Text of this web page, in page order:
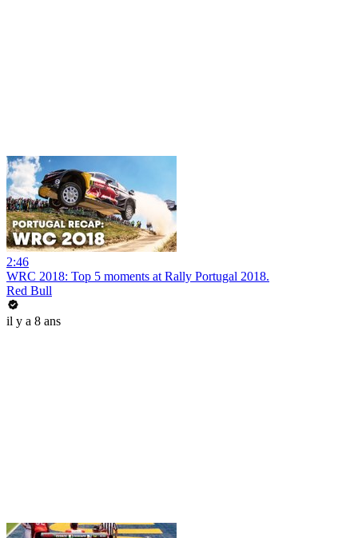
2:46
WRC 2018: Top 5 moments at Rally Portugal 2018.
Red Bull
il y a 8 ans